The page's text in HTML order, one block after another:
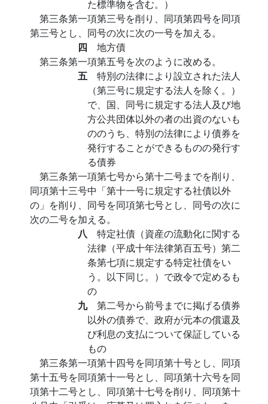
た標準物を含む。）
第三条第一項第三号を削り、同項第四号を同項
第三号とし、同号の次に次の一号を加える。
四 地方債
第三条第一項第五号を次のように改める。
五 特別の法律により設立された法人
（第三号に規定する法人を除く。）
で、国、同号に規定する法人及び地
方公共団体以外の者の出資のないも
ののうち、特別の法律により債券を
発行することができるものの発行す
る債券
第三条第一項第七号から第十二号までを削り、
同項第十三号中「第十一号に規定する社債以外
の」を削り、同号を同項第七号とし、同号の次に
次の二号を加える。
八 特定社債（資産の流動化に関する
法律（平成十年法律第百五号）第二
条第七項に規定する特定社債をい
う。以下同じ。）で政令で定めるも
の
九 第二号から前号までに掲げる債券
以外の債券で、政府が元本の償還及
び利息の支払について保証している
もの
第三条第一項第十四号を同項第十号とし、同項
第十五号を同項第十一号とし、同項第十六号を同
項第十二号とし、同項第十七号を削り、同項第十